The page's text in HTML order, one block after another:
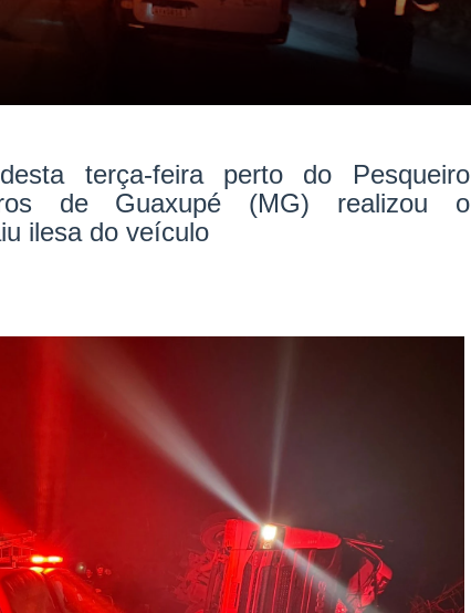
terça-feira perto do Pesqueiro
de Guaxupé (MG) realizou o
ilesa do veículo